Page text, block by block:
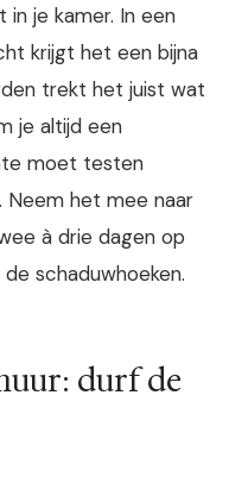
in je kamer. In een
krijgt het een bijna
trekt het juist wat
je altijd een
moet testen
Neem het mee naar
à drie dagen op
schaduwhoeken.
durf de